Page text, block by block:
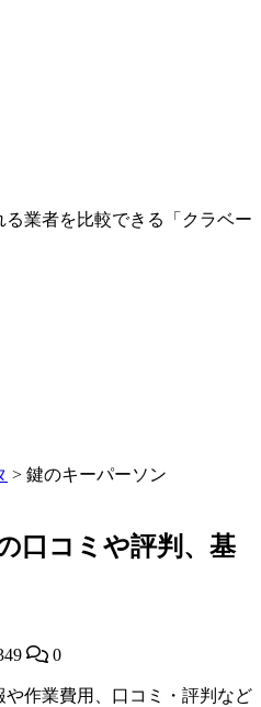
業者を比較できる「クラベー
> 鍵のキーパーソン
口コミや評判、基
0
作業費用、口コミ・評判など